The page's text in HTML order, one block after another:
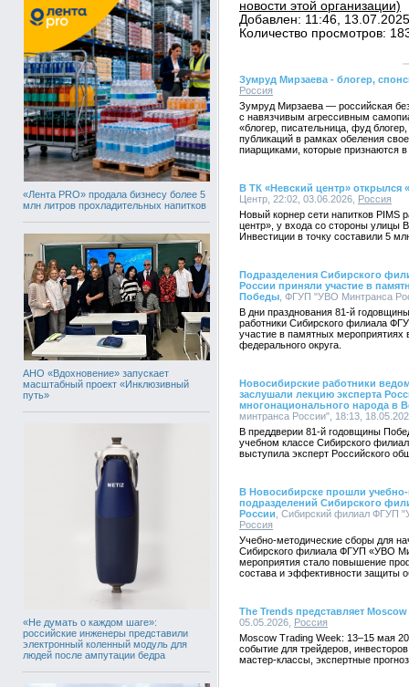
«Лента PRO» продала бизнесу более 5
млн литров прохладительных напитков
АНО «Вдохновение» запускает
масштабный проект «Инклюзивный
путь»
«Не думать о каждом шаге»:
российские инженеры представили
электронный коленный модуль для
людей после ампутации бедра
новости этой организации)
Добавлен: 11:46, 13.07.2025
Количество просмотров:
Зумруд Мирзаева - блогер,
Россия
Зумруд Мирзаева — российская
с навязчивым агрессивным
«блогер, писательница, фуд
публикаций в рамках обеления
пиарщиками, которые признаются
В ТК «Невский центр» открылся
Центр, 22:02, 03.06.2026, Россия
Новый корнер сети напитков PIMS
центр», у входа со стороны улицы
Инвестиции в точку составили 5
Подразделения Сибирского
России приняли участие в
Победы , ФГУП "УВО Минтранса
В дни празднования 81-й
работники Сибирского филиала
участие в памятных мероприятиях
федерального округа.
Новосибирские работники
заслушали лекцию эксперта
многонационального народа в
минтранса России", 18:13,
В преддверии 81-й годовщины
учебном классе Сибирского
выступила эксперт Российского
В Новосибирске прошли
подразделений Сибирского
России , Сибирский филиал ФГУП
Россия
Учебно-методические сборы для
Сибирского филиала ФГУП «УВО
мероприятия стало повышение
состава и эффективности защиты
The Trends представляет
05.05.2026, Россия
Moscow Trading Week: 13–15 мая
событие для трейдеров,
мастер-классы, экспертные